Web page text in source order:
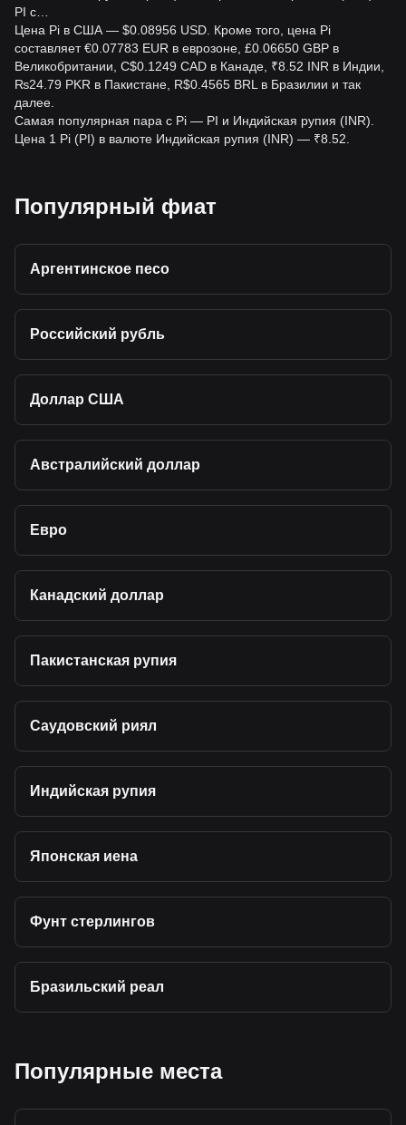
обменивают PI на INR напрямую; для обмена и вывода
используйте биржи, например Bitget Exchange.
PI с…
Цена Pi в США — $0.08956 USD. Кроме того, цена Pi
составляет €0.07783 EUR в еврозоне, £0.06650 GBP в
Великобритании, C$0.1249 CAD в Канаде, ₹8.52 INR в Индии,
₨24.79 PKR в Пакистане, R$0.4565 BRL в Бразилии и так
далее.
Самая популярная пара с Pi — PI и Индийская рупия (INR).
Цена 1 Pi (PI) в валюте Индийская рупия (INR) — ₹8.52.
Популярный фиат
Аргентинское песо
Российский рубль
Доллар США
Австралийский доллар
Евро
Канадский доллар
Пакистанская рупия
Саудовский риял
Индийская рупия
Японская иена
Фунт стерлингов
Бразильский реал
Популярные места